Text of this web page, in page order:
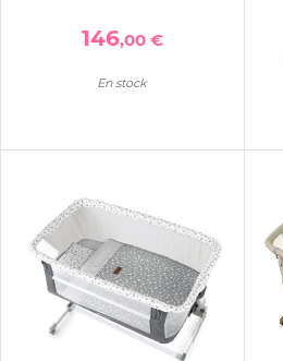
146,00 €
En stock